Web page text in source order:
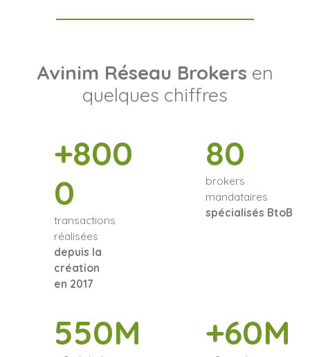
Avinim Réseau Brokers en
quelques chiffres
+800
0
transactions
réalisées
depuis la
création
en 2017
80
brokers
mandataires
spécialisés BtoB
550M +60M